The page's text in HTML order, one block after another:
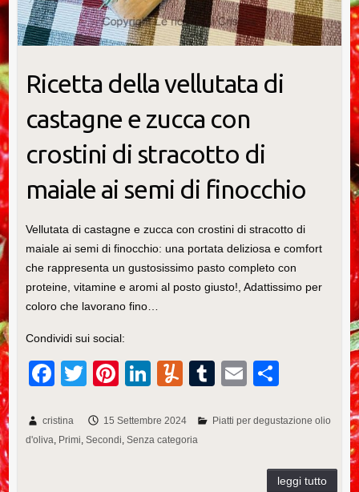
Ricetta della vellutata di
castagne e zucca con
crostini di stracotto di
maiale ai semi di finocchio
Vellutata di castagne e zucca con crostini di stracotto di
maiale ai semi di finocchio: una portata deliziosa e comfort
che rappresenta un gustosissimo pasto completo con
proteine, vitamine e aromi al posto giusto!, Adattissimo per
coloro che lavorano fino…
Condividi sui social:
F
c
e
T
tt
er
Pi
er
e
Li
k
e
Y
m
m
T
m
E
ail
C
n
vi
cristina 15 Settembre 2024
Piatti per degustazione olio
d'oliva Primi Secondi Senza categoria